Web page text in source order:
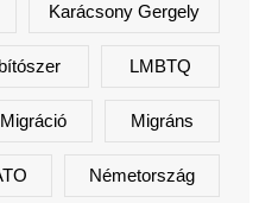
Karácsony Gergely
LMBTQ
Migráció Migráns
Németország